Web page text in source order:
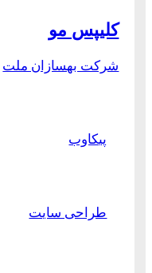
کلیپس مو
شرکت بهسازان ملت
پیکاوب
طراحی سایت